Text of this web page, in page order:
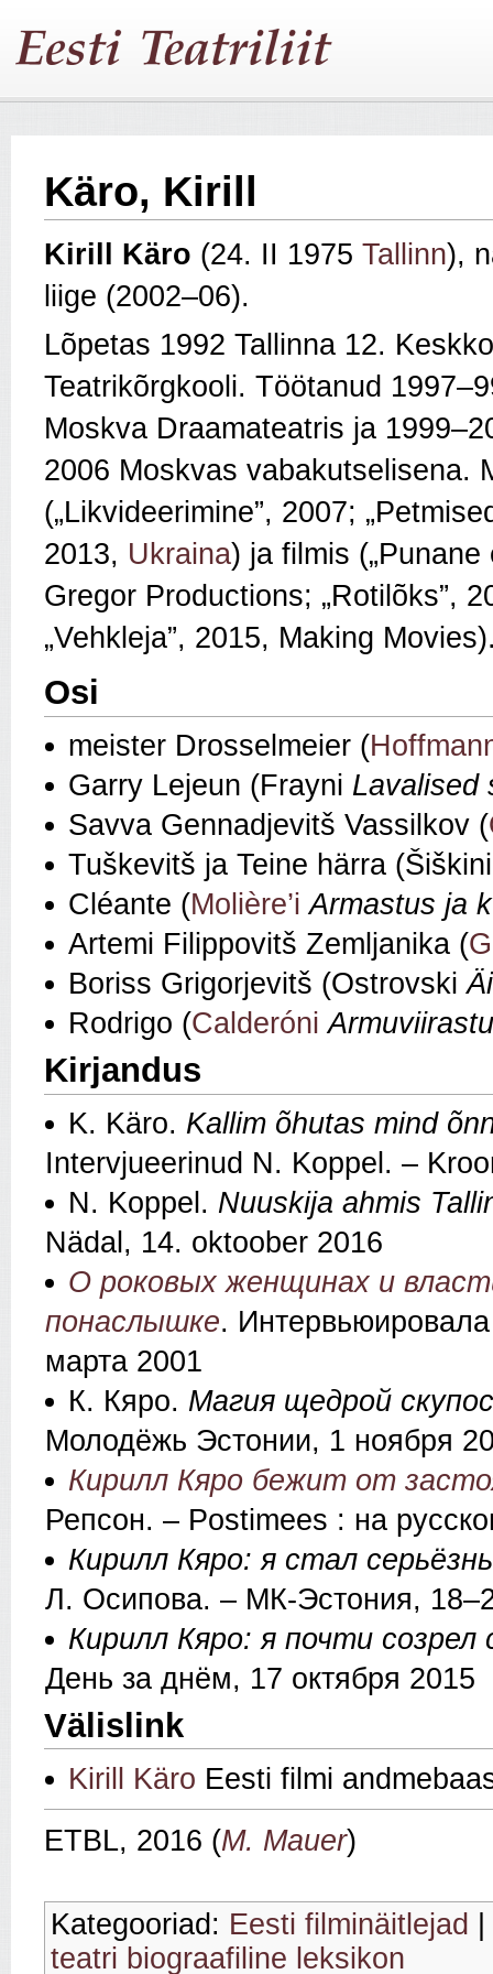
Käro, Kirill
Kirill Käro (24. II 1975 Tallinn),
liige (2002–06).
Lõpetas 1992 Tallinna 12.
Teatrikõrgkooli. Töötanud
Moskva Draamateatris ja
2006 Moskvas vabakutselisena.
(„Likvideerimine”, 2007;
2013, Ukraina) ja filmis
Gregor Productions; „Rotilõks”,
„Vehkleja”, 2015, Making
Osi
meister Drosselmeier (
Garry Lejeun (Frayni Lavalised
Savva Gennadjevitš Vassilkov (
Tuškevitš ja Teine härra
Cléante (Molière’i Armastus ja
Artemi Filippovitš Zemljanika (
Boriss Grigorjevitš (Ostrovski
Rodrigo (Calderóni
Kirjandus
K. Käro. Kallim õhutas mind
Intervjueerinud N. Koppel. –
N. Koppel. Nuuskija ahmis
Nädal, 14. oktoober 2016
О роковых женщинах и
понаслышке.
марта 2001
К. Кяро. Магия щедрой
Молодёжь Эстонии, 1 ноября
Кирилл Кяро бежит от
Репсон. – Postimees : на
Кирилл Кяро: я стал
Л. Осипова. – МК-Эстония,
Кирилл Кяро: я почти
День за днём, 17 октября 2015
Välislink
Kirill Käro Eesti filmi
ETBL, 2016 (M. Mauer)
Kategooriad: Eesti filminäitlejad
teatri biograafiline leksikon